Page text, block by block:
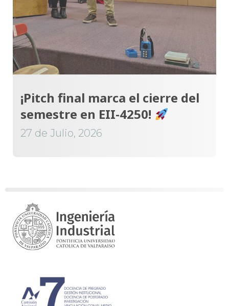
¡Pitch final marca el cierre del
semestre en EII-4250!
27 de Julio, 2026